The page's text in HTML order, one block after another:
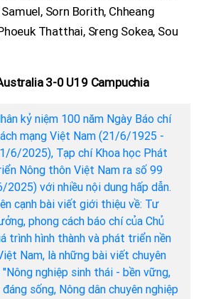
Sorn Borith, Chheang
Thatthai, Sreng Sokea, Sou
3-0 U19 Campuchia
kỷ niệm 100 năm Ngày Báo chí
mạng Việt Nam (21/6/1925 -
6/2025), Tạp chí Khoa học Phát
Nông thôn Việt Nam ra số 99
2025) với nhiều nội dung hấp dẫn.
cạnh bài viết giới thiệu về: Tư
phong cách báo chí của Chủ
trình hình thành và phát triển nền
Nam, là những bài viết chuyên
nghiệp sinh thái - bền vững,
sống, Nông dân chuyên nghiệp